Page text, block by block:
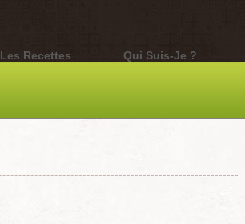
Les Recettes Qui Suis-Je ?